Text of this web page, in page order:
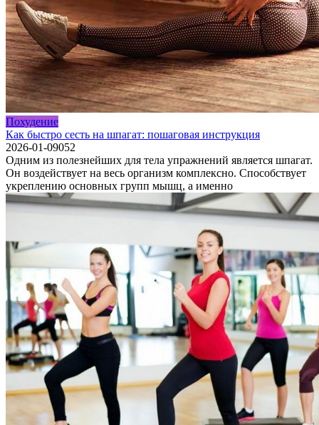
Похудение
Как быстро сесть на шпагат: пошаговая инструкция
2026-01-09052
Одним из полезнейших для тела упражнений является шпагат.
Он воздействует на весь организм комплексно. Способствует
укреплению основных групп мышц, а именно